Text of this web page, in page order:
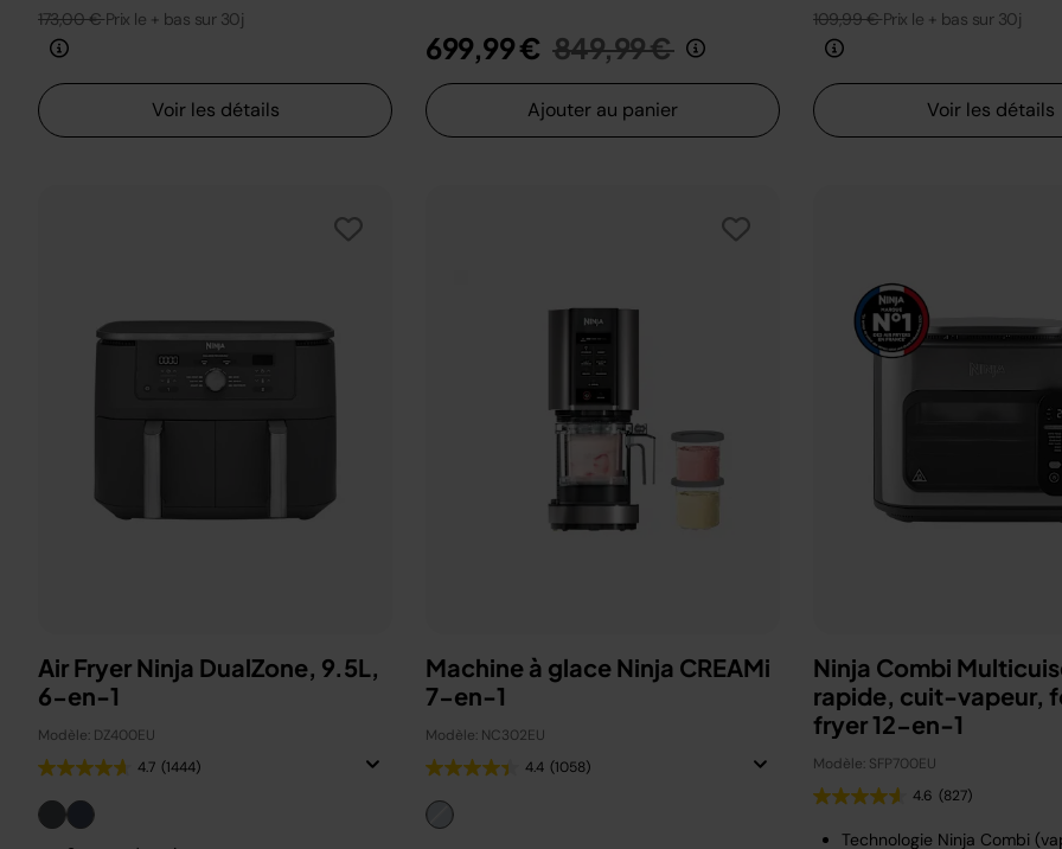
173,00 €Prix le + bas sur 30j
Voir les détails
699,99 € Prix réduit de
849,99 €au
Ajouter au panier
109,99 €Prix le + bas sur 30j
Voir les détails
Air Fryer Ninja DualZone, 9.5L,
6-en-1
Modèle: DZ400EU
4.7 (1444)
Machine à glace Ninja CREAMi
7-en-1
Modèle: NC302EU
4.4 (1058)
Ninja Combi
rapide, cuit-vapeur,
fryer 12-en-1
Modèle: SFP700EU
4.6 (827)
Technologie Ninja Combi